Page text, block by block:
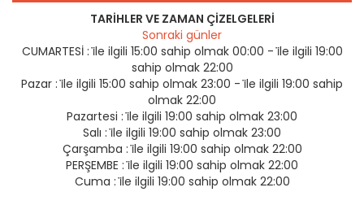
TARIHLER VE ZAMAN ÇIZELGELERI
Sonraki günler
CUMARTESİ : i̇le ilgili 15:00 sahip olmak 00:00 - i̇le ilgili 19:00
sahip olmak 22:00
Pazar : i̇le ilgili 15:00 sahip olmak 23:00 - i̇le ilgili 19:00 sahip
olmak 22:00
Pazartesi : i̇le ilgili 19:00 sahip olmak 23:00
Salı : i̇le ilgili 19:00 sahip olmak 23:00
Çarşamba : i̇le ilgili 19:00 sahip olmak 22:00
PERŞEMBE : i̇le ilgili 19:00 sahip olmak 22:00
Cuma : i̇le ilgili 19:00 sahip olmak 22:00